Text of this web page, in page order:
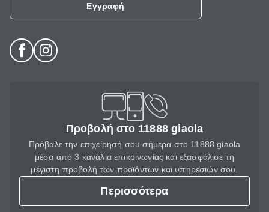
Εγγραφή
Προβολή στο 11888 giaola
Πρόβαλε την επιχείρησή σου σήμερα στο 11888 giaola
μέσα από 3 κανάλια επικοινωνίας και εξασφάλισε τη
μέγιστη προβολή των προϊόντων και υπηρεσιών σου.
Περισσότερα